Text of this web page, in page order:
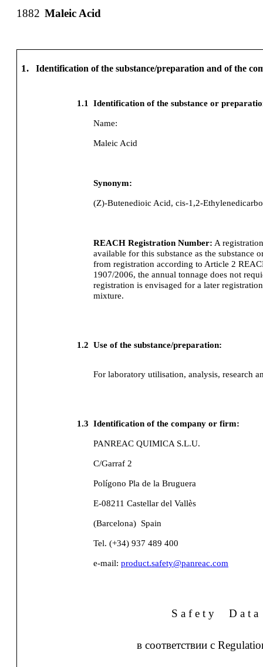
1882 Maleic Acid
1. Identification of the substance/preparation and of the
1.1 Identification of the substance or
Name:
Maleic Acid
Synonym:
(Z)-Butenedioic Acid, cis-1,2-
REACH Registration Number: A
available for this substance as the substance
from registration according to Article 2
1907/2006, the annual tonnage does not
registration is envisaged for a later
mixture.
1.2 Use of the substance/preparation:
For laboratory utilisation, analysis, research
1.3 Identification of the company or firm:
PANREAC QUIMICA S.L.U.
C/Garraf 2
Polígono Pla de la Bruguera
E-08211 Castellar del Vallès
(Barcelona) Spain
Tel. (+34) 937 489 400
e-mail:product.safety@panreac.com
S a f e t y D a t a
в соответствии с